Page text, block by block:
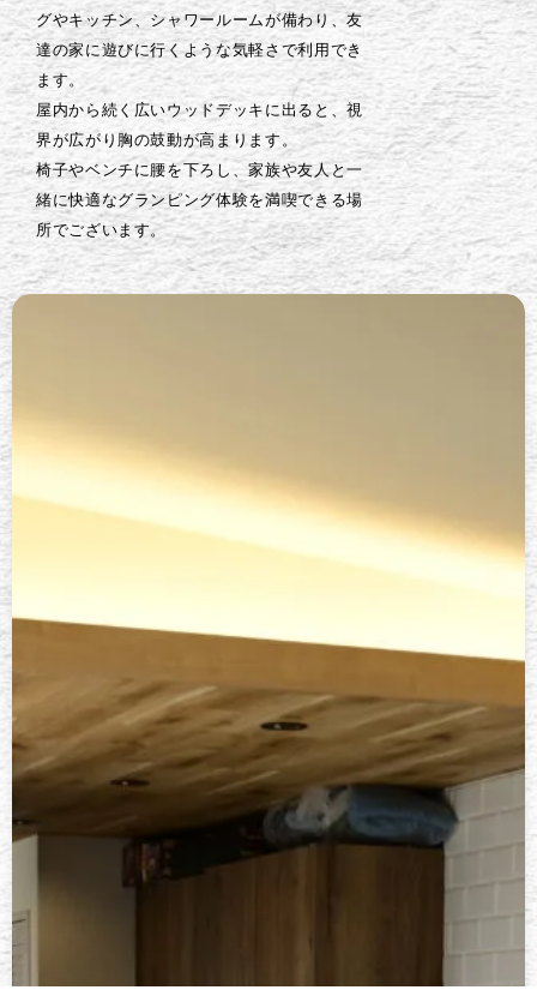
グやキッチン、シャワールームが備わり、友
達の家に遊びに行くような気軽さで利用でき
ます。
屋内から続く広いウッドデッキに出ると、視
界が広がり胸の鼓動が高まります。
椅子やベンチに腰を下ろし、家族や友人と一
緒に快適なグランピング体験を満喫できる場
所でございます。